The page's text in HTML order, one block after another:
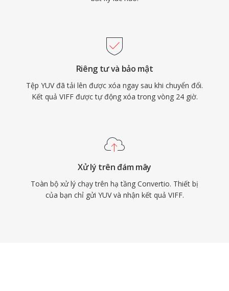
Riêng tư và bảo mật
Tệp YUV đã tải lên được xóa ngay sau khi chuyển đổi.
Kết quả VIFF được tự động xóa trong vòng 24 giờ.
Xử lý trên đám mây
Toàn bộ xử lý chạy trên hạ tầng Convertio. Thiết bị
của bạn chỉ gửi YUV và nhận kết quả VIFF.